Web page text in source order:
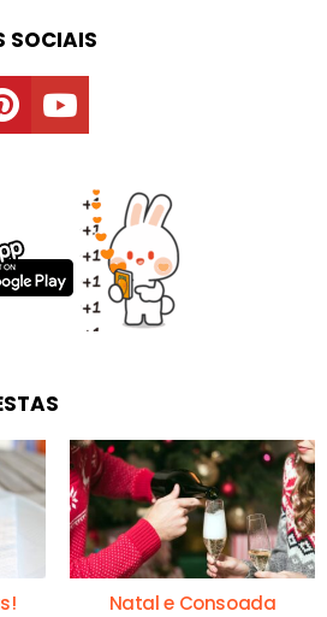
SOCIAIS
pinterestyoutube
Natal e Consoada